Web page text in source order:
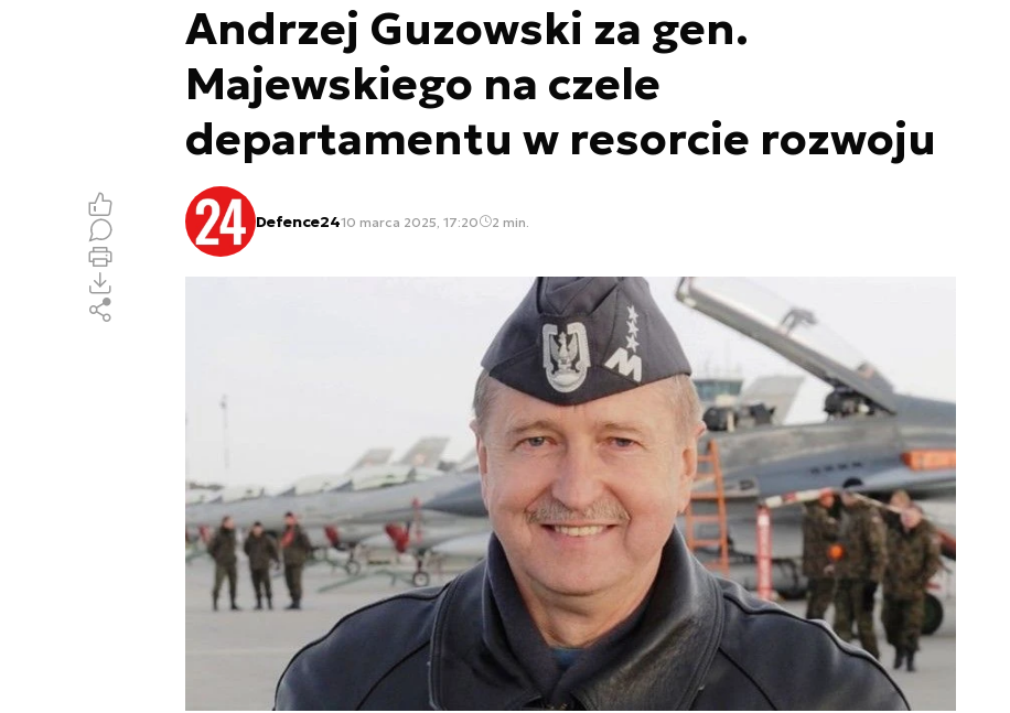
Andrzej Guzowski za gen.
Majewskiego na czele
departamentu w resorcie rozwoju
Defence2410 marca 2025, 17:20 2 min.